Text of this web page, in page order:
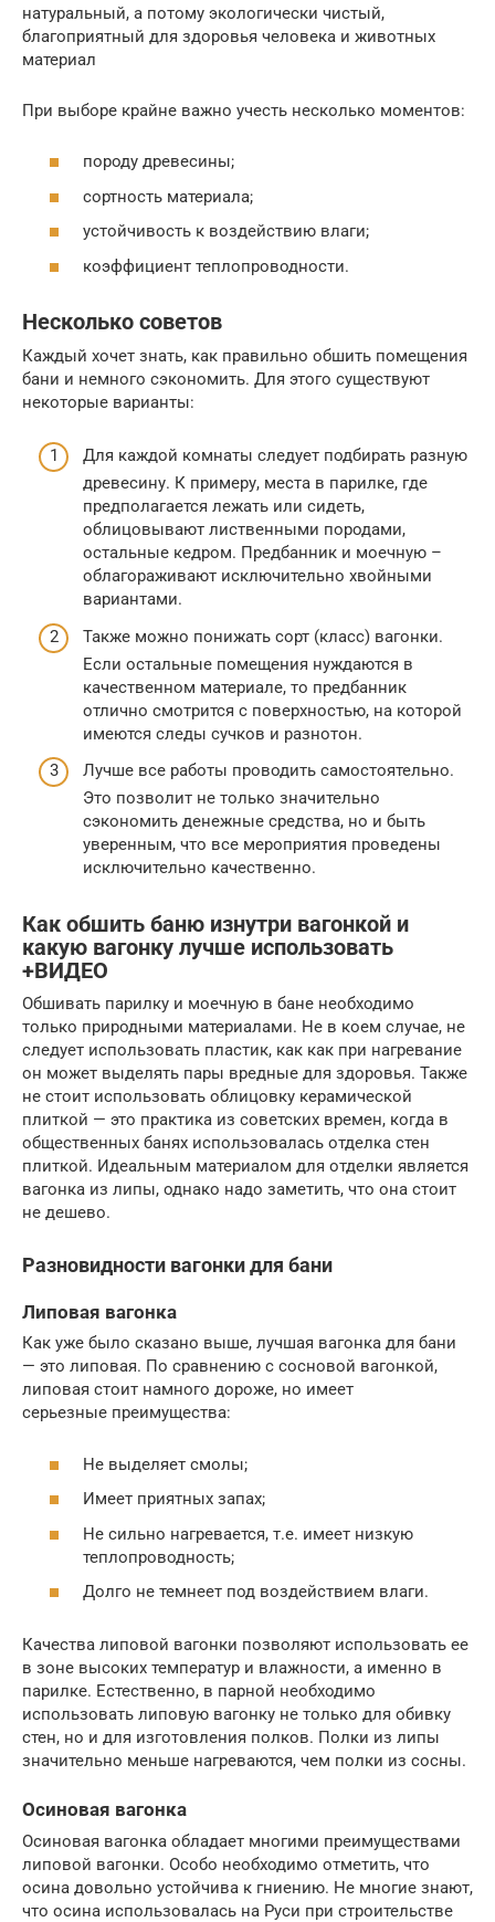
натуральный, а потому экологически чистый,
благоприятный для здоровья человека и животных
материал
При выборе крайне важно учесть несколько моментов:
породу древесины;
сортность материала;
устойчивость к воздействию влаги;
коэффициент теплопроводности.
Несколько советов
Каждый хочет знать, как правильно обшить помещения
бани и немного сэкономить. Для этого существуют
некоторые варианты:
Для каждой комнаты следует подбирать разную
древесину. К примеру, места в парилке, где
предполагается лежать или сидеть,
облицовывают лиственными породами,
остальные кедром. Предбанник и моечную –
облагораживают исключительно хвойными
вариантами.
Также можно понижать сорт (класс) вагонки.
Если остальные помещения нуждаются в
качественном материале, то предбанник
отлично смотрится с поверхностью, на которой
имеются следы сучков и разнотон.
Лучше все работы проводить самостоятельно.
Это позволит не только значительно
сэкономить денежные средства, но и быть
уверенным, что все мероприятия проведены
исключительно качественно.
Как обшить баню изнутри вагонкой и
какую вагонку лучше использовать
+ВИДЕО
Обшивать парилку и моечную в бане необходимо
только природными материалами. Не в коем случае, не
следует использовать пластик, как как при нагревание
он может выделять пары вредные для здоровья. Также
не стоит использовать облицовку керамической
плиткой — это практика из советских времен, когда в
общественных банях использовалась отделка стен
плиткой. Идеальным материалом для отделки является
вагонка из липы, однако надо заметить, что она стоит
не дешево.
Разновидности вагонки для бани
Липовая вагонка
Как уже было сказано выше, лучшая вагонка для бани
— это липовая. По сравнению с сосновой вагонкой,
липовая стоит намного дороже, но имеет
серьезные преимущества:
Не выделяет смолы;
Имеет приятных запах;
Не сильно нагревается, т.е. имеет низкую
теплопроводность;
Долго не темнеет под воздействием влаги.
Качества липовой вагонки позволяют использовать ее
в зоне высоких температур и влажности, а именно в
парилке. Естественно, в парной необходимо
использовать липовую вагонку не только для обивку
стен, но и для изготовления полков. Полки из липы
значительно меньше нагреваются, чем полки из сосны.
Осиновая вагонка
Осиновая вагонка обладает многими преимуществами
липовой вагонки. Особо необходимо отметить, что
осина довольно устойчива к гниению. Не многие знают,
что осина использовалась на Руси при строительстве